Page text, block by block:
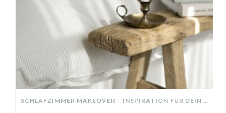
SCHLAFZIMMER MAKEOVER – INSPIRATION FÜR DEIN SCHLAFZIMMER: AUS ALT MACH NEU – HELL, GEMÜTLICH UND EINLADEND